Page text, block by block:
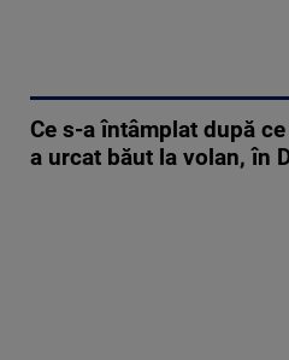
Ce s-a întâmplat după
a urcat băut la volan, în